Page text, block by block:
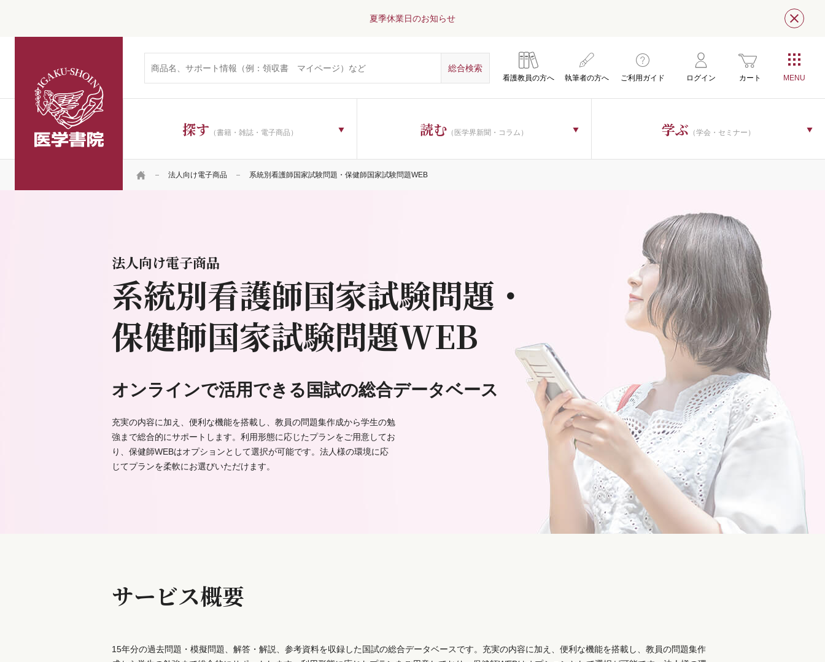
夏季休業日のお知らせ 閉じ
看護教員の方へ 執筆者の方へ ご利用ガイド ログイン カート
探す （書籍・雑誌・電子商品） 読む （医学界新聞・コラム） 学ぶ （学会・セミナー）
HOME 法人向け電子商品 系統別看護師国家試験問題・保健師国家試験問題WEB
法人向け電子商品
系統別看護師国家試験問題・
保健師国家試験問題WEB
オンラインで活用できる国試の総合データベース
充実の内容に加え、便利な機能を搭載し、教員の問題集作成から学生の勉
強まで総合的にサポートします。利用形態に応じたプランをご用意してお
り、保健師WEBはオプションとして選択が可能です。法人様の環境に応
じてプランを柔軟にお選びいただけます。
サービス概要
15年分の過去問題・模擬問題、解答・解説、参考資料を収録した国試の総合データベースです。充実の内容に加え、便利な機能を搭載し、教員の問題集作